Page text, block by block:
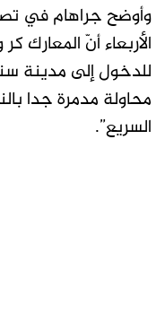
وأوضح جراهام في
الأربعاء أنّ المعارك
للدخول إلى مدينة
محاولة مدمرة جدا
السريع”.